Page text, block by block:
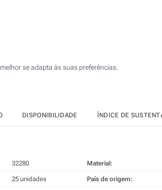
se adapta às suas preferências.
DISPONIBILIDADE ÍNDICE DE
32280
25 unidades
Material:
País de origem: